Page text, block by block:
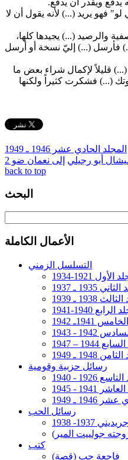
فهو يريد (...) لأنه يقول أن لا
والرصيد (...) يجيدها كلها،
فأرسل (...) إليّ نسخة أو أرسل
(...) قليلاً لإكمال شراء بعض ما
(...) فشكرت كثيراً ولكنها
المجلد الحادي عشر 1946 ـ 1949
أبو رجيلي
back to top
البحث
الأعمال الكاملة
التسلسل الزمني
الأول 1921-1934
1935 ـ 1937
1938 ـ 1939
الرابع 1940-1941
1941ـ 1942
1942 - 1943
1944 – 1947
1948 ـ 1949
رسائل حزبية وقومية
1926 - 1940
1941 - 1945
ـ 1949
رسائل الحب
1937- 1938
جولييت المير)
كتب
فاجعة حب (قصة)